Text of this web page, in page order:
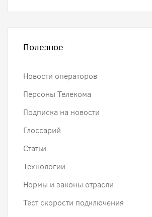
Полезное:
Новости операторов
Персоны Телекома
Подписка на новости
Глоссарий
Статьи
Технологии
Нормы и законы отрасли
Тест скорости подключения